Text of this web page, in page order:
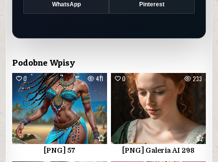
WhatsApp Pinterest
Podobne Wpisy
0 411
[PNG] 57
0 233
[PNG] Galeria AI 298